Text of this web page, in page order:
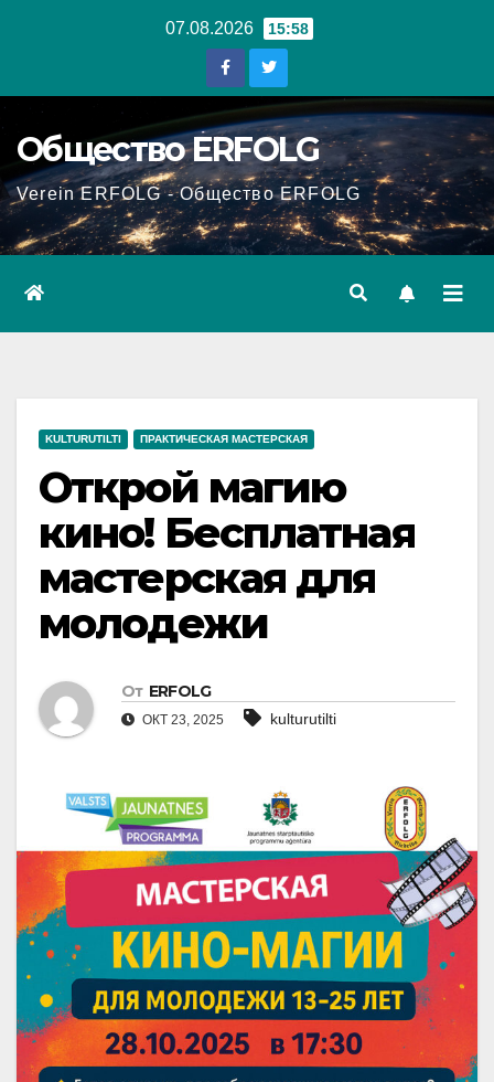
07.08.2026 15:58
Общество ERFOLG
Verein ERFOLG - Общество ERFOLG
KULTURUTILTI ПРАКТИЧЕСКАЯ МАСТЕРСКАЯ
Открой магию
кино! Бесплатная
мастерская для
молодежи
От ERFOLG
ОКТ 23, 2025 kulturutilti